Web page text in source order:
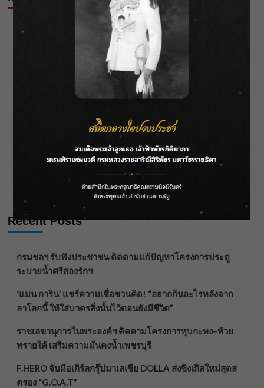
DJI Osmo Pocket 4 โผล่ “กล่องขายจริง” เพิ่มปุ่มซูม +
ปุ่ม C — ลุ้นเปิดตัวเร็วๆ นี้
iPhone 17 ในสายตาชาวเน็ต ความคาดหวัง vs ความ
26/09/2025
กสิกรไทย แจ้งปิดแอปฯ K PLUS ชั่วคราว เป็นเวลา 3
ชั่วโมง ในวันที่ 14 ก.ย. 68
05/09/2025
Recent Posts
กรมชลฯ รับฟังประชาชน ติดตามแก้ปัญหาโครงการประตู
ระบายน้ำศรีสองรักฯ
‘แมน การิน’ แชร์ความเชื่อชวนคิด! “อยากกินอะไรหลังจาก
ลาโลกนี้ ให้ใส่บาตรสิ่งนั้นไว้ตอนยังมีชีวิต”
ราชเลขานุการในพระองค์ฯ ติดตามโครงการหุบกะพง–ห้วย
ทรายใต้ เสริมความมั่นคงน้ำเพชรบุรี
F.HERO จับมือเกิร์ลกรุ๊ปมาเลเซีย DOLLA ส่งซิงเกิลใหม่สุดส
ตรอง “G.O.A.T”